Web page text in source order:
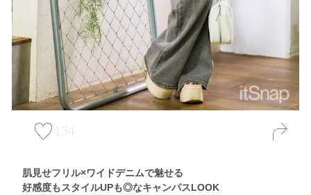
134
肌見せフリル×ワイドデニムで魅せる
好感度もスタイルUPも◎なキャンパスLOOK